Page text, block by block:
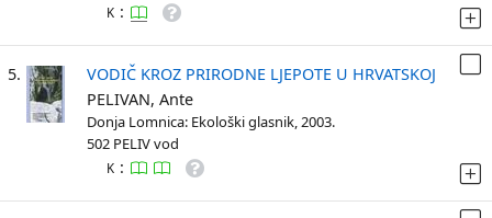
K :
5.
VODIČ KROZ PRIRODNE LJEPOTE U HRVATSKOJ
PELIVAN, Ante
Donja Lomnica: Ekološki glasnik, 2003.
502 PELIV vod
K :